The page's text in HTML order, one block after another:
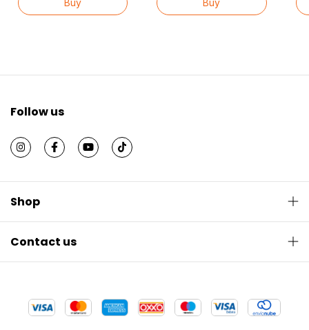
Follow us
Shop
Contact us